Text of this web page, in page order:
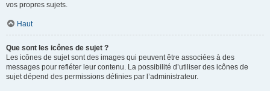
vos propres sujets.
Haut
Que sont les icônes de sujet ?
Les icônes de sujet sont des images qui peuvent être associées à des
messages pour refléter leur contenu. La possibilité d’utiliser des icônes de
sujet dépend des permissions définies par l’administrateur.